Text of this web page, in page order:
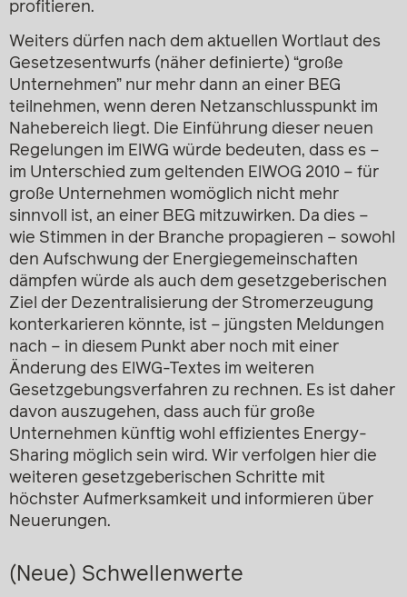
profitieren.
Weiters dürfen nach dem aktuellen Wortlaut des
Gesetzesentwurfs (näher definierte) “große
Unternehmen” nur mehr dann an einer BEG
teilnehmen, wenn deren Netzanschlusspunkt im
Nahebereich liegt. Die Einführung dieser neuen
Regelungen im ElWG würde bedeuten, dass es –
im Unterschied zum geltenden ElWOG 2010 – für
große Unternehmen womöglich nicht mehr
sinnvoll ist, an einer BEG mitzuwirken. Da dies –
wie Stimmen in der Branche propagieren – sowohl
den Aufschwung der Energiegemeinschaften
dämpfen würde als auch dem gesetzgeberischen
Ziel der Dezentralisierung der Stromerzeugung
konterkarieren könnte, ist – jüngsten Meldungen
nach – in diesem Punkt aber noch mit einer
Änderung des ElWG-Textes im weiteren
Gesetzgebungsverfahren zu rechnen. Es ist daher
davon auszugehen, dass auch für große
Unternehmen künftig wohl effizientes Energy-
Sharing möglich sein wird. Wir verfolgen hier die
weiteren gesetzgeberischen Schritte mit
höchster Aufmerksamkeit und informieren über
Neuerungen.
(Neue) Schwellenwerte